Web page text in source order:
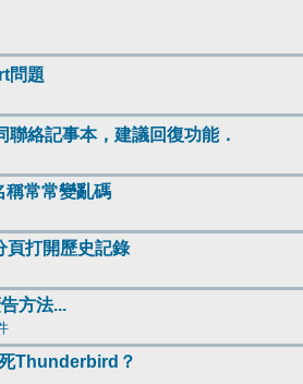
問題
聯絡記事本，建議回復功能．
常常變亂碼
打開歷史記錄
方法...
Thunderbird？